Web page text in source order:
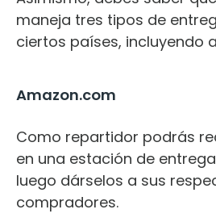
maneja tres tipos de
ciertos países, incluyendo
Amazon.com
Como repartidor podrás
en una estación de
luego dárselos a sus
compradores.